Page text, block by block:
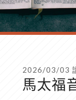
2026/03/03
馬太福